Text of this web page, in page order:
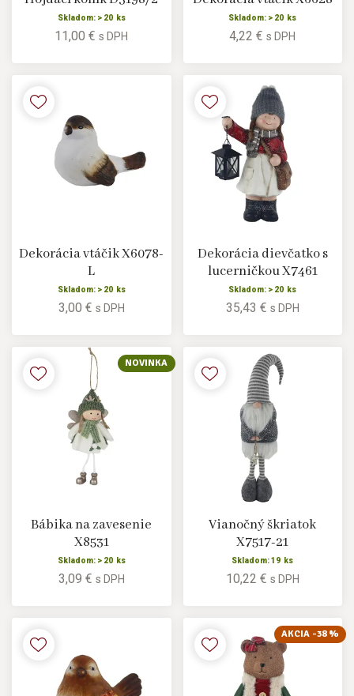
Skladom: > 20 ks
11,00 €s DPH
Skladom: > 20 ks
4,22 €s DPH
Dekorácia vtáčik X6078-
L
Skladom: > 20 ks
3,00 € s DPH
Dekorácia dievčatko s
lucerničkou X7461
Skladom: > 20 ks
35,43 € s DPH
NOVINKA
Bábika na zavesenie
X8531
Skladom: > 20 ks
3,09 € s DPH
Vianočný škriatok
X7517-21
Skladom: 19 ks
10,22 € s DPH
AKCIA -38 %